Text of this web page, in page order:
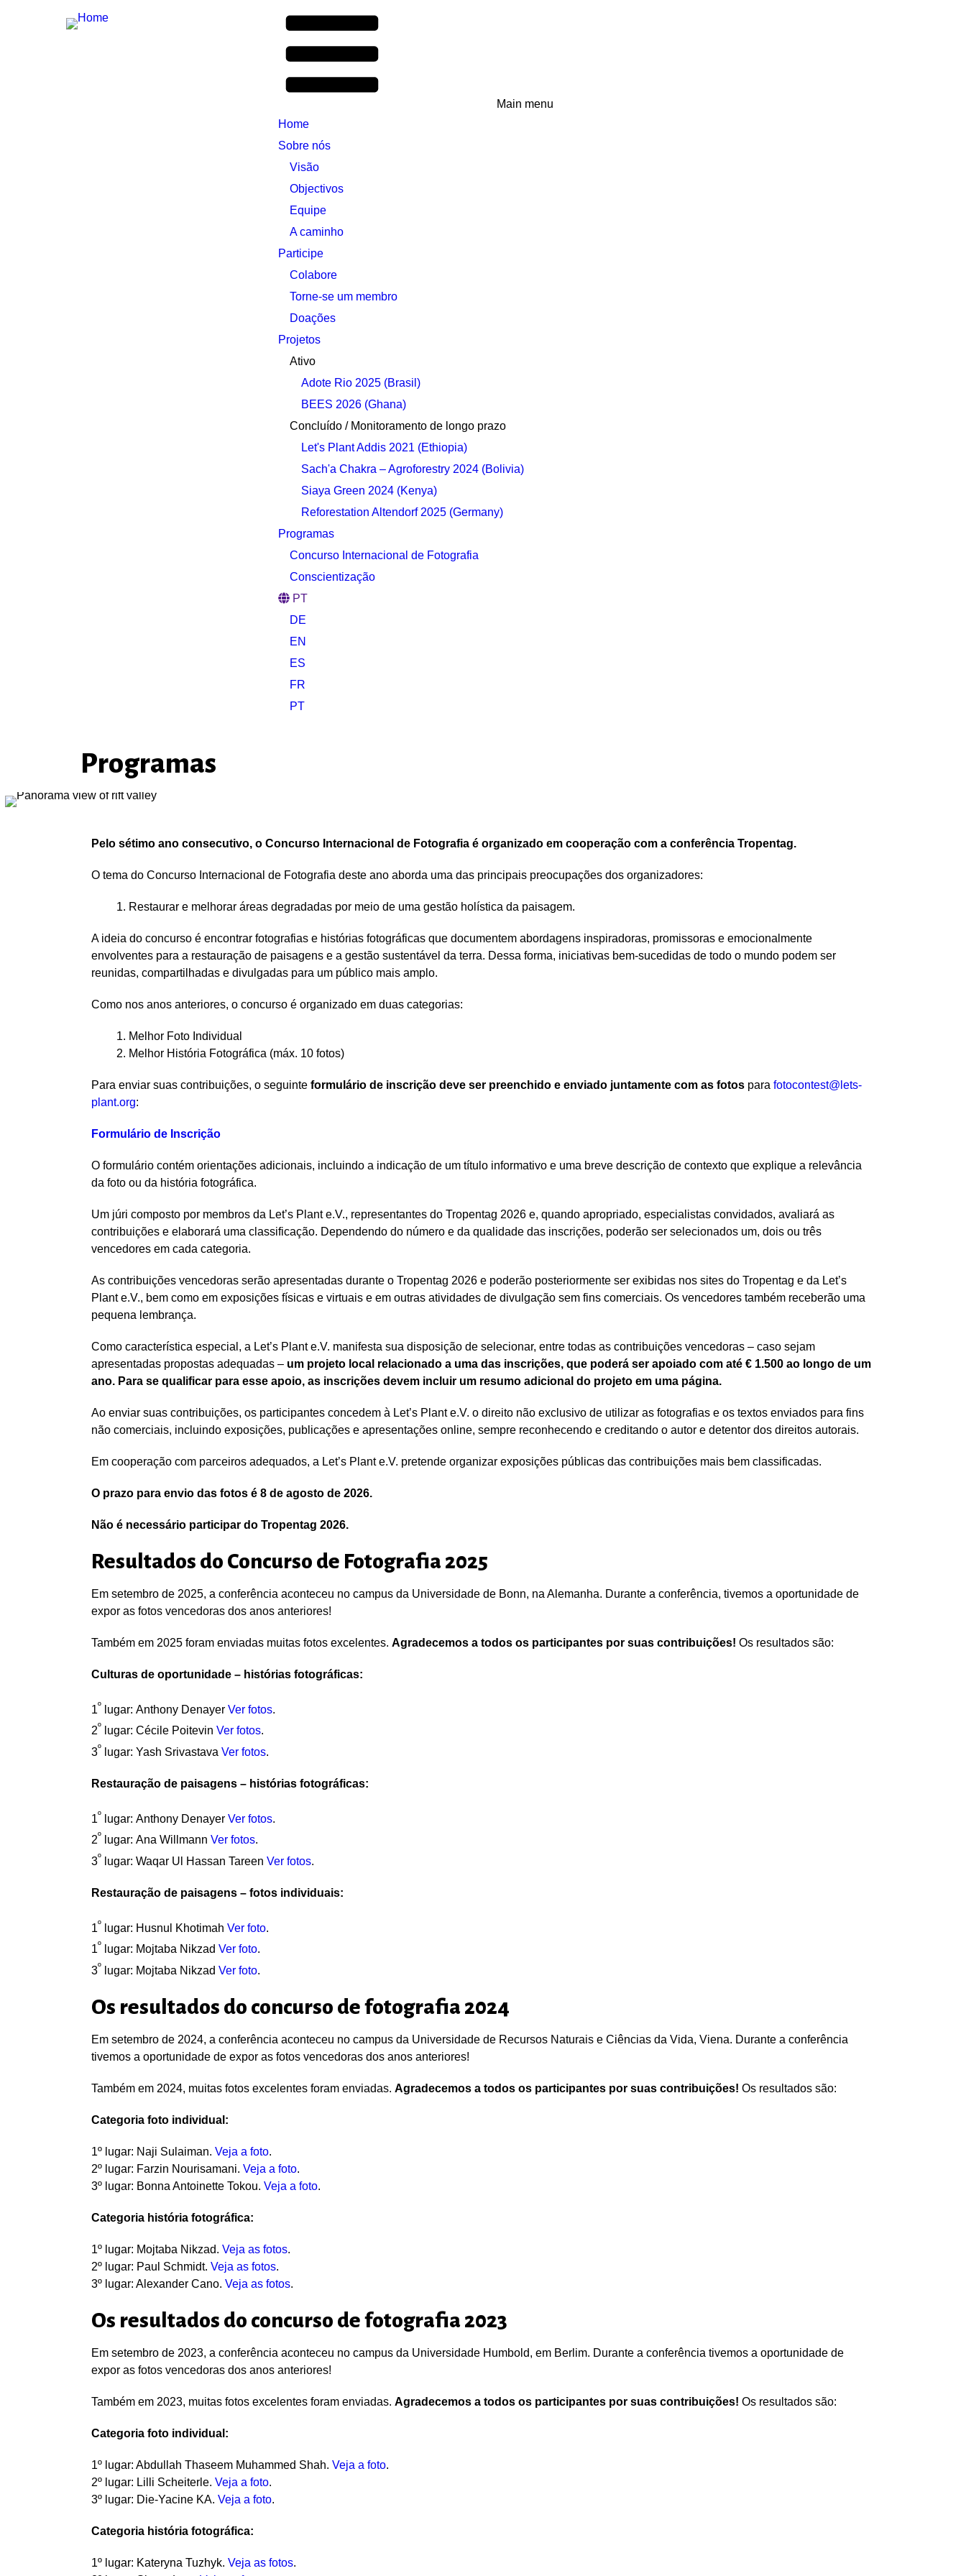
Main menu
Home
Sobre nós
Visão
Objectivos
Equipe
A caminho
Participe
Colabore
Torne-se um membro
Doações
Projetos
Ativo
Adote Rio 2025 (Brasil)
BEES 2026 (Ghana)
Concluído / Monitoramento de longo prazo
Let's Plant Addis 2021 (Ethiopia)
Sach'a Chakra – Agroforestry 2024 (Bolivia)
Siaya Green 2024 (Kenya)
Reforestation Altendorf 2025 (Germany)
Programas
Concurso Internacional de Fotografia
Conscientização
PT
DE
EN
ES
FR
PT
Programas
Pelo sétimo ano consecutivo, o Concurso Internacional de Fotografia é organizado em cooperação com a conferência Tropentag.
O tema do Concurso Internacional de Fotografia deste ano aborda uma das principais preocupações dos organizadores:
Restaurar e melhorar áreas degradadas por meio de uma gestão holística da paisagem.
A ideia do concurso é encontrar fotografias e histórias fotográficas que documentem abordagens inspiradoras, promissoras e emocionalmente
envolventes para a restauração de paisagens e a gestão sustentável da terra. Dessa forma, iniciativas bem-sucedidas de todo o mundo podem ser
reunidas, compartilhadas e divulgadas para um público mais amplo.
Como nos anos anteriores, o concurso é organizado em duas categorias:
Melhor Foto Individual
Melhor História Fotográfica (máx. 10 fotos)
Para enviar suas contribuições, o seguinte formulário de inscrição deve ser preenchido e enviado juntamente com as fotos para fotocontest@lets-
plant.org:
Formulário de Inscrição
O formulário contém orientações adicionais, incluindo a indicação de um título informativo e uma breve descrição de contexto que explique a relevância
da foto ou da história fotográfica.
Um júri composto por membros da Let’s Plant e.V., representantes do Tropentag 2026 e, quando apropriado, especialistas convidados, avaliará as
contribuições e elaborará uma classificação. Dependendo do número e da qualidade das inscrições, poderão ser selecionados um, dois ou três
vencedores em cada categoria.
As contribuições vencedoras serão apresentadas durante o Tropentag 2026 e poderão posteriormente ser exibidas nos sites do Tropentag e da Let’s
Plant e.V., bem como em exposições físicas e virtuais e em outras atividades de divulgação sem fins comerciais. Os vencedores também receberão uma
pequena lembrança.
Como característica especial, a Let’s Plant e.V. manifesta sua disposição de selecionar, entre todas as contribuições vencedoras – caso sejam
apresentadas propostas adequadas – um projeto local relacionado a uma das inscrições, que poderá ser apoiado com até € 1.500 ao longo de um
ano. Para se qualificar para esse apoio, as inscrições devem incluir um resumo adicional do projeto em uma página.
Ao enviar suas contribuições, os participantes concedem à Let’s Plant e.V. o direito não exclusivo de utilizar as fotografias e os textos enviados para fins
não comerciais, incluindo exposições, publicações e apresentações online, sempre reconhecendo e creditando o autor e detentor dos direitos autorais.
Em cooperação com parceiros adequados, a Let’s Plant e.V. pretende organizar exposições públicas das contribuições mais bem classificadas.
O prazo para envio das fotos é 8 de agosto de 2026.
Não é necessário participar do Tropentag 2026.
Resultados do Concurso de Fotografia 2025
Em setembro de 2025, a conferência aconteceu no campus da Universidade de Bonn, na Alemanha. Durante a conferência, tivemos a oportunidade de
expor as fotos vencedoras dos anos anteriores!
Também em 2025 foram enviadas muitas fotos excelentes. Agradecemos a todos os participantes por suas contribuições! Os resultados são:
Culturas de oportunidade – histórias fotográficas:
1º lugar: Anthony Denayer Ver fotos.
2º lugar: Cécile Poitevin Ver fotos.
3º lugar: Yash Srivastava Ver fotos.
Restauração de paisagens – histórias fotográficas:
1º lugar: Anthony Denayer Ver fotos.
2º lugar: Ana Willmann Ver fotos.
3º lugar: Waqar Ul Hassan Tareen Ver fotos.
Restauração de paisagens – fotos individuais:
1º lugar: Husnul Khotimah Ver foto.
1º lugar: Mojtaba Nikzad Ver foto.
3º lugar: Mojtaba Nikzad Ver foto.
Os resultados do concurso de fotografia 2024
Em setembro de 2024, a conferência aconteceu no campus da Universidade de Recursos Naturais e Ciências da Vida, Viena. Durante a conferência
tivemos a oportunidade de expor as fotos vencedoras dos anos anteriores!
Também em 2024, muitas fotos excelentes foram enviadas. Agradecemos a todos os participantes por suas contribuições! Os resultados são:
Categoria foto individual:
1º lugar: Naji Sulaiman. Veja a foto.
2º lugar: Farzin Nourisamani. Veja a foto.
3º lugar: Bonna Antoinette Tokou. Veja a foto.
Categoria história fotográfica:
1º lugar: Mojtaba Nikzad. Veja as fotos.
2º lugar: Paul Schmidt. Veja as fotos.
3º lugar: Alexander Cano. Veja as fotos.
Os resultados do concurso de fotografia 2023
Em setembro de 2023, a conferência aconteceu no campus da Universidade Humbold, em Berlim. Durante a conferência tivemos a oportunidade de
expor as fotos vencedoras dos anos anteriores!
Também em 2023, muitas fotos excelentes foram enviadas. Agradecemos a todos os participantes por suas contribuições! Os resultados são:
Categoria foto individual:
1º lugar: Abdullah Thaseem Muhammed Shah. Veja a foto.
2º lugar: Lilli Scheiterle. Veja a foto.
3º lugar: Die-Yacine KA. Veja a foto.
Categoria história fotográfica:
1º lugar: Kateryna Tuzhyk. Veja as fotos.